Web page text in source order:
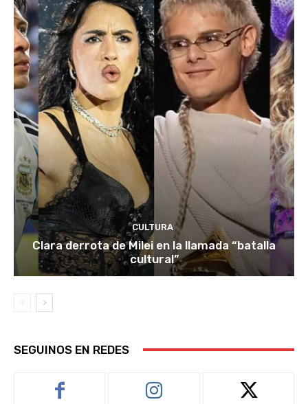
CULTURA
Clara derrota de Milei en la llamada “batalla
cultural”
SEGUINOS EN REDES